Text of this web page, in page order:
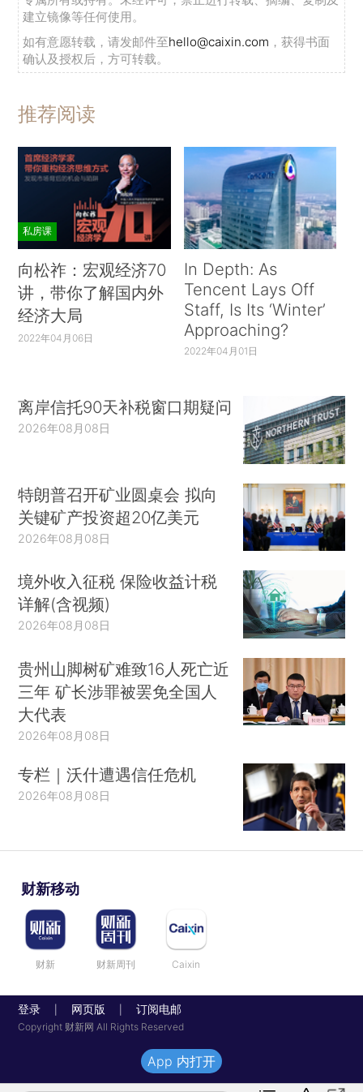
建立镜像等任何使用。
如有意愿转载，请发邮件至hello@caixin.com ，获得书面
确认及授权后，方可转载。
推荐阅读
私房课
向松祚：宏观经济70
讲，带你了解国内外
经济大局
2022年04月06日
In Depth: As
Tencent Lays Off
Staff, Is Its ‘Winter’
Approaching?
2022年04月01日
离岸信托90天补税窗口期疑问
2026年08月08日
特朗普召开矿业圆桌会 拟向
关键矿产投资超20亿美元
2026年08月08日
境外收入征税 保险收益计税
详解(含视频)
2026年08月08日
贵州山脚树矿难致16人死亡近
三年 矿长涉罪被罢免全国人
大代表
2026年08月08日
专栏｜沃什遭遇信任危机
2026年08月08日
财新移动
财新 财新周刊 Caixin
登录 网页版 订阅电邮
Copyright 财新网 All Rights Reserved
App 内打开